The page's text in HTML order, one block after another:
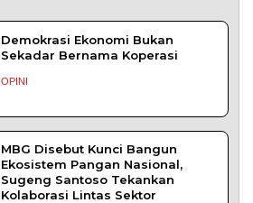
Demokrasi Ekonomi Bukan
Sekadar Bernama Koperasi
OPINI
MBG Disebut Kunci Bangun
Ekosistem Pangan Nasional,
Sugeng Santoso Tekankan
Kolaborasi Lintas Sektor